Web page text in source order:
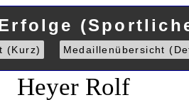
(Kurz) Medaillenübersicht
Heyer Rolf